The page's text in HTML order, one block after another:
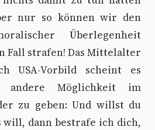
nur so können wir den
Überlegenheit
Fall strafen! Das Mittelalter
USA-Vorbild scheint es
andere Möglichkeit im
zu geben: Und willst du
will, dann bestrafe ich dich,